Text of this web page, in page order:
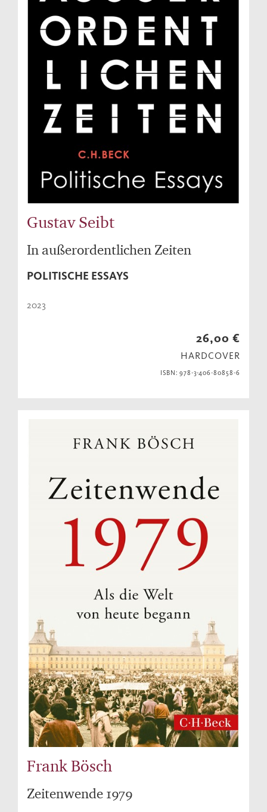
Gustav Seibt
In außerordentlichen Zeiten
POLITISCHE ESSAYS
2023
26,00 €
HARDCOVER
ISBN: 978-3-406-80858-6
Frank Bösch
Zeitenwende 1979